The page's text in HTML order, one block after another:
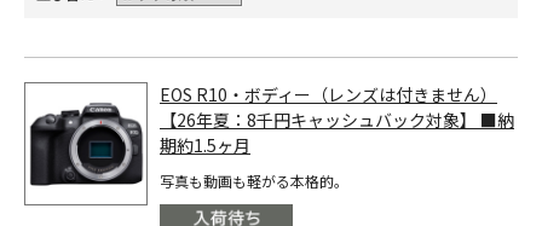
EOS R10・ボディー（レンズは付きません）
【26年夏：8千円キャッシュバック対象】 ■納
期約1.5ヶ月
写真も動画も軽がる本格的。